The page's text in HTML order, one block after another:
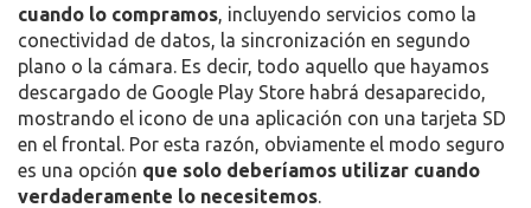
cuando lo compramos , incluyendo servicios como la
conectividad de datos, la sincronización en segundo
plano o la cámara. Es decir, todo aquello que hayamos
descargado de Google Play Store habrá desaparecido,
mostrando el icono de una aplicación con una tarjeta SD
en el frontal. Por esta razón, obviamente el modo seguro
es una opción que solo deberíamos utilizar cuando
verdaderamente lo necesitemos